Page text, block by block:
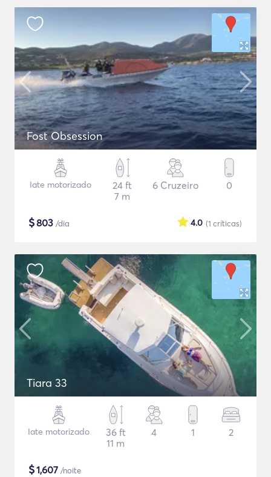
Fost Obsession
Iate motorizado
24 ft
7 m
6 Cruzeiro 0
$803 /dia (1 críticas)
4.0
Tiara 33
Iate motorizado
36 ft
11 m
4 1 2
$1,607 /noite